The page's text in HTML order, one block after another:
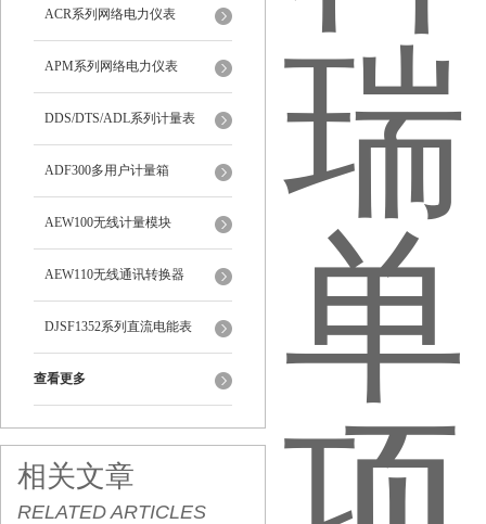
ACR系列网络电力仪表
APM系列网络电力仪表
DDS/DTS/ADL系列计量表
ADF300多用户计量箱
AEW100无线计量模块
AEW110无线通讯转换器
DJSF1352系列直流电能表
查看更多
相关文章
RELATED ARTICLES